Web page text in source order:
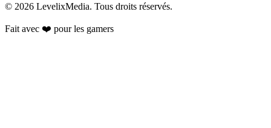
© 2026 LevelixMedia. Tous droits réservés.
Fait avec ❤️ pour les gamers